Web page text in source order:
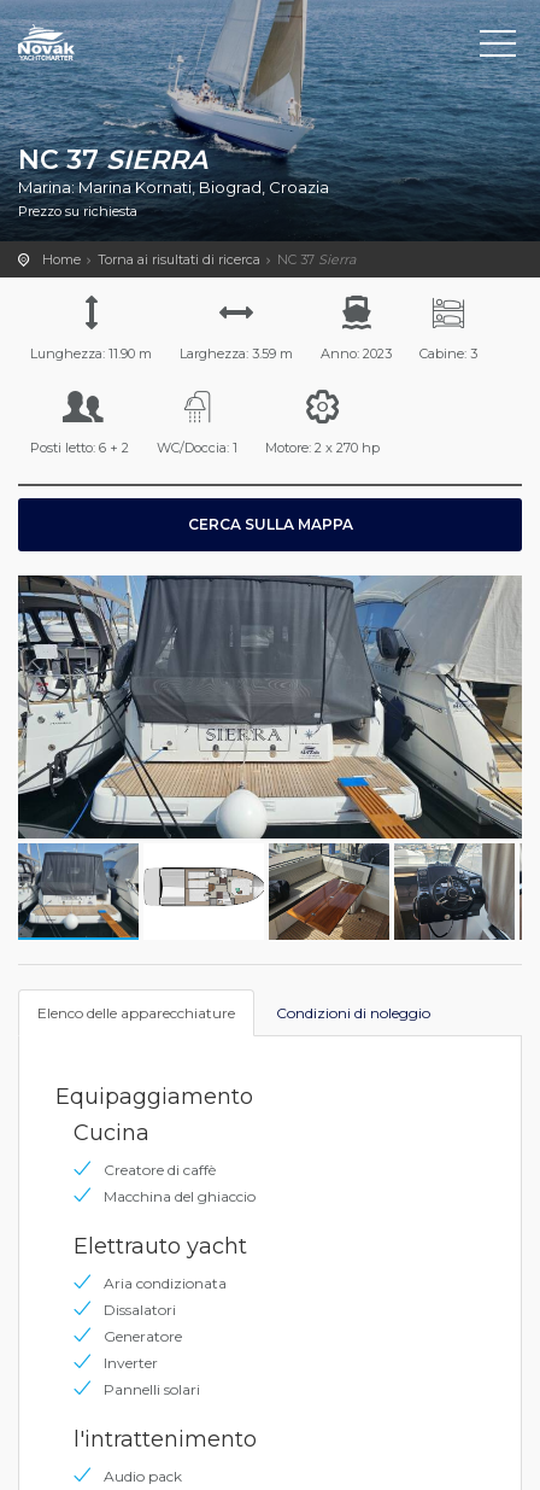
NC 37SIERRA
Marina: Marina Kornati, Biograd, Croazia
Prezzo su richiesta
Home Torna ai risultati di ricerca NC 37 Sierra
Lunghezza: 11.90 m Larghezza: 3.59 m Anno: 2023 Cabine: 3
Posti letto: 6 + 2 WC/Doccia: 1 Motore: 2 x 270 hp
CERCA SULLA MAPPA
Elenco delle apparecchiature Condizioni di noleggio
Equipaggiamento
Cucina
Creatore di caffè
Macchina del ghiaccio
Elettrauto yacht
Aria condizionata
Dissalatori
Generatore
Inverter
Pannelli solari
l'intrattenimento
Audio pack